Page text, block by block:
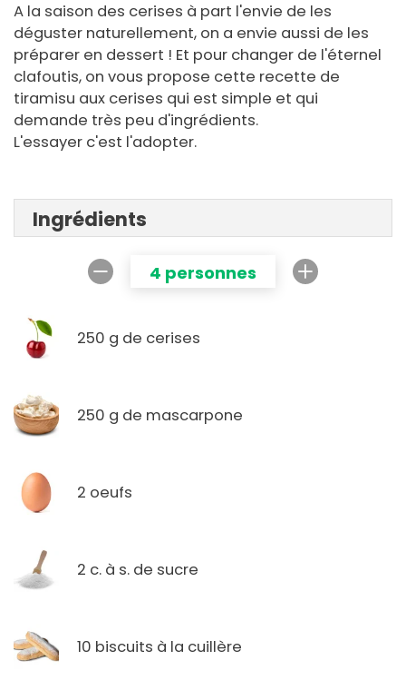
A la saison des cerises à part l'envie de les
déguster naturellement, on a envie aussi de les
préparer en dessert ! Et pour changer de l'éternel
clafoutis, on vous propose cette recette de
tiramisu aux cerises qui est simple et qui
demande très peu d'ingrédients.
L'essayer c'est l'adopter.
Ingrédients
4 personnes
250 g de cerises
250 g de mascarpone
2 oeufs
2 c. à s. de sucre
10 biscuits à la cuillère